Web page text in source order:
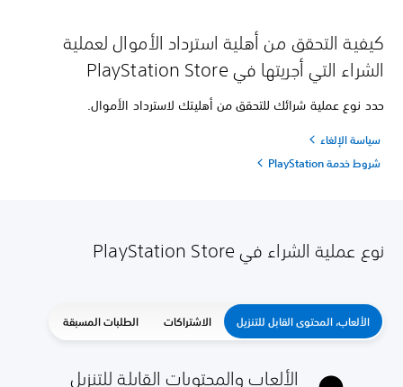
كيفية التحقق من أهلية استرداد الأموال لعملية
الشراء التي أجريتها في PlayStation Store
حدد نوع عملية شرائك للتحقق من أهليتك لاسترداد الأموال.
سياسة الإلغاء
شروط خدمة PlayStation
نوع عملية الشراء في PlayStation Store
الألعاب، المحتوى القابل للتنزيل الاشتراكات الطلبات المسبقة
الألعاب والمحتويات القابلة للتنزيل